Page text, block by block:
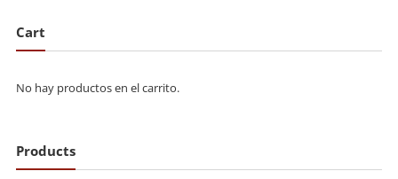
Cart
No hay productos en el carrito.
Products